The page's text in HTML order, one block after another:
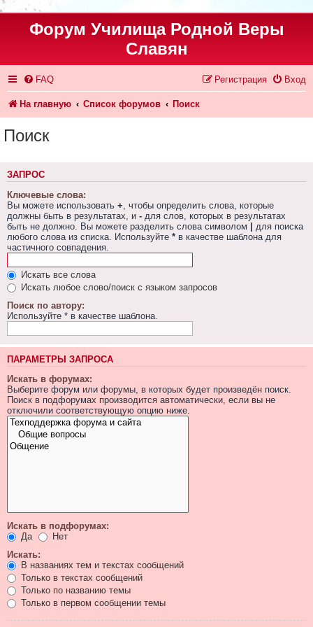
Форум Училища Родной Веры
Славян
FAQ Вход
Регистрация
На главную Список форумов Поиск
Поиск
ЗАПРОС
Ключевые слова:
Вы можете использовать + , чтобы определить слова, которые
должны быть в результатах, и - для слов, которых в результатах
быть не должно. Вы можете разделить слова символом | для поиска
любого слова из списка. Используйте * в качестве шаблона для
частичного совпадения.
Искать все слова
Искать любое слово/поиск с языком запросов
Поиск по автору:
Используйте * в качестве шаблона.
ПАРАМЕТРЫ ЗАПРОСА
Искать в форумах:
Выберите форум или форумы, в которых будет произведён поиск.
Поиск в подфорумах производится автоматически, если вы не
отключили соответствующую опцию ниже.
Искать в подфорумах:
Да
Нет
Искать:
В названиях тем и текстах сообщений
Только в текстах сообщений
Только по названию темы
Только в первом сообщении темы